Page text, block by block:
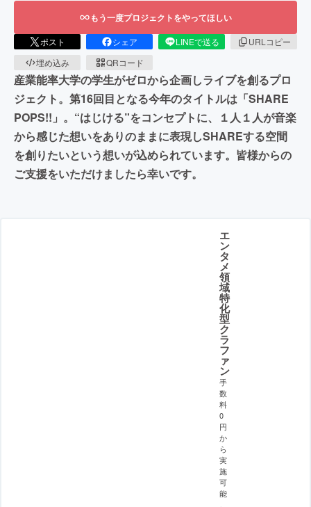
もう一度プロジェクトをやってほしい
ポスト シェア LINEで送る
URLコピー
埋め込み
QRコード
産業能率大学の学生がゼロから企画しライブを創るプロ
ジェクト。第16回目となる今年のタイトルは「SHARE
POPS!!」。“はじける”をコンセプトに、１人１人が音楽
から感じた想いをありのままに表現しSHAREする空間
を創りたいという想いが込められています。皆様からの
ご支援をいただけましたら幸いです。
エ
ン
タ
メ
領
域
特
化
型
ク
ラ
フ
ァ
ン
手
数
料
0
円
か
ら
実
施
可
能